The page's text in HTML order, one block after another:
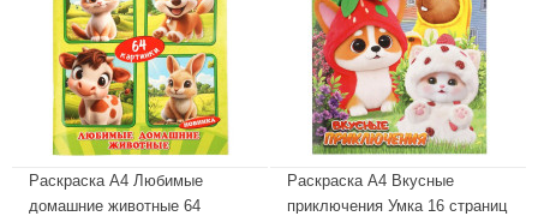
Раскраска А4 Любимые
домашние животные 64
Раскраска А4 Вкусные
приключения Умка 16 страниц